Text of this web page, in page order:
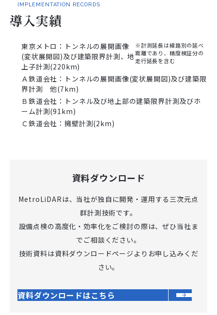
IMPLEMENTATION RECORDS
導入実績
東京メトロ：トンネルの展開画像
(変状展開図)及び建築限界計測、地
上子計測(220km)
※計測延長は線路別の延べ
距離であり、精度検証分の
走行延長を含む
Ａ鉄道会社：トンネルの展開画像(変状展開図)及び建築限
界計測 他(7km)
Ｂ鉄道会社：トンネル及び地上部の建築限界計測及びホ
ーム計測(91km)
Ｃ鉄道会社：擁壁計測(2km)
資料ダウンロード
MetroLiDARは、当社が独自に開発・運用する三次元点
群計測技術です。
設備点検の高度化・効率化をご検討の際は、ぜひ当社ま
でご相談ください。
技術資料は資料ダウンロードページよりお申し込みくだ
さい。
資料ダウンロードはこちら